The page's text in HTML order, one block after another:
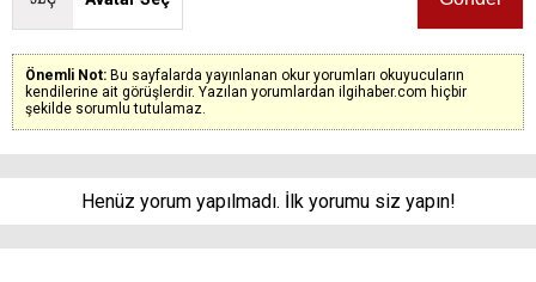
Önemli Not: Bu sayfalarda yayınlanan okur yorumları okuyucuların
kendilerine ait görüşlerdir. Yazılan yorumlardan ilgihaber.com hiçbir
şekilde sorumlu tutulamaz.
Henüz yorum yapılmadı. İlk yorumu siz yapın!